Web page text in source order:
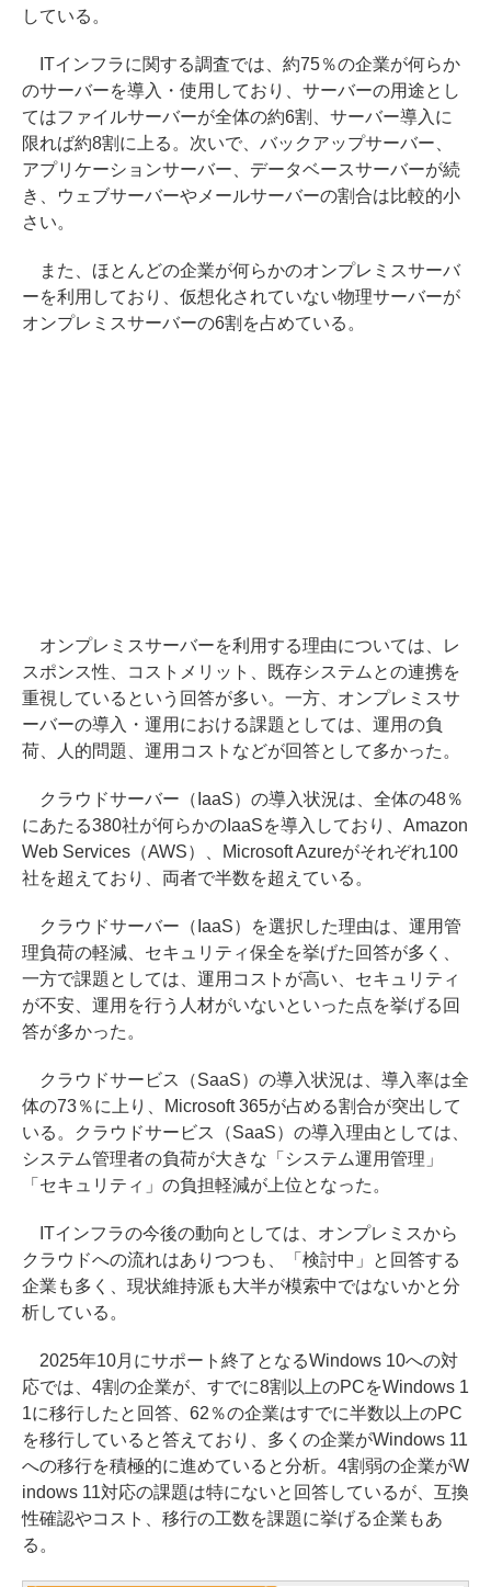
している。
ITインフラに関する調査では、約75％の企業が何らか
のサーバーを導入・使用しており、サーバーの用途とし
てはファイルサーバーが全体の約6割、サーバー導入に
限れば約8割に上る。次いで、バックアップサーバー、
アプリケーションサーバー、データベースサーバーが続
き、ウェブサーバーやメールサーバーの割合は比較的小
さい。
また、ほとんどの企業が何らかのオンプレミスサーバ
ーを利用しており、仮想化されていない物理サーバーが
オンプレミスサーバーの6割を占めている。
オンプレミスサーバーを利用する理由については、レ
スポンス性、コストメリット、既存システムとの連携を
重視しているという回答が多い。一方、オンプレミスサ
ーバーの導入・運用における課題としては、運用の負
荷、人的問題、運用コストなどが回答として多かった。
クラウドサーバー（IaaS）の導入状況は、全体の48％
にあたる380社が何らかのIaaSを導入しており、Amazon
Web Services（AWS）、Microsoft Azureがそれぞれ100
社を超えており、両者で半数を超えている。
クラウドサーバー（IaaS）を選択した理由は、運用管
理負荷の軽減、セキュリティ保全を挙げた回答が多く、
一方で課題としては、運用コストが高い、セキュリティ
が不安、運用を行う人材がいないといった点を挙げる回
答が多かった。
クラウドサービス（SaaS）の導入状況は、導入率は全
体の73％に上り、Microsoft 365が占める割合が突出して
いる。クラウドサービス（SaaS）の導入理由としては、
システム管理者の負荷が大きな「システム運用管理」
「セキュリティ」の負担軽減が上位となった。
ITインフラの今後の動向としては、オンプレミスから
クラウドへの流れはありつつも、「検討中」と回答する
企業も多く、現状維持派も大半が模索中ではないかと分
析している。
2025年10月にサポート終了となるWindows 10への対
応では、4割の企業が、すでに8割以上のPCをWindows 1
1に移行したと回答、62％の企業はすでに半数以上のPC
を移行していると答えており、多くの企業がWindows 11
への移行を積極的に進めていると分析。4割弱の企業がW
indows 11対応の課題は特にないと回答しているが、互換
性確認やコスト、移行の工数を課題に挙げる企業もあ
る。